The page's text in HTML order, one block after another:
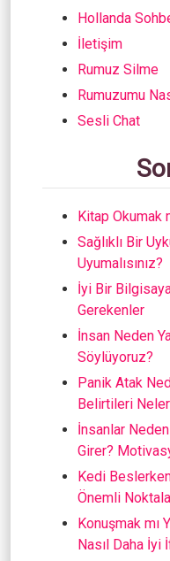
Hollanda
İletişim
Rumuz Silme
Rumuzumu
Sesli Chat
Kitap Okumak
Sağlıklı Bir
Uyumalısınız?
İyi Bir
Gerekenler
İnsan Neden
Söylüyoruz?
Panik Atak
Belirtileri
İnsanlar
Girer?
Kedi
Önemli
Konuşmak mı
Nasıl Daha İyi